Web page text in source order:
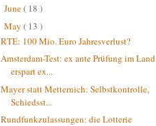
June( 18 )
May ( 13 )
RTE: 100 Mio. Euro Jahresverlust?
Amsterdam-Test: ex ante Prüfung im Land
erspart ex...
Mayer statt Metternich: Selbstkontrolle,
Schiedsst...
Rundfunkzulassungen: die Lotterie